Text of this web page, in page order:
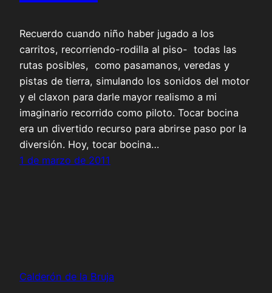
Recuerdo cuando niño haber jugado a los
carritos, recorriendo-rodilla al piso- todas las
rutas posibles, como pasamanos, veredas y
pistas de tierra, simulando los sonidos del motor
y el claxon para darle mayor realismo a mi
imaginario recorrido como piloto. Tocar bocina
era un divertido recurso para abrirse paso por la
diversión. Hoy, tocar bocina…
1 de marzo de 2011
Calderón de la Bruja